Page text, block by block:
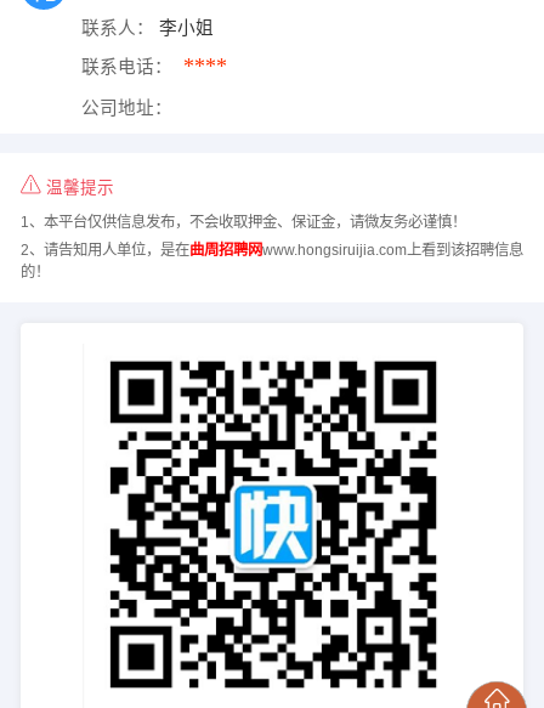
联系人： 李小姐
联系电话： ****
公司地址：
温馨提示
1、本平台仅供信息发布，不会收取押金、保证金，请微友务必谨慎！
2、请告知用人单位，是在曲周招聘网www.hongsiruijia.com上看到该招聘信息
的！